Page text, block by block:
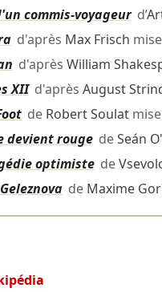
commis-voyageurd’
d'après Max Frisch
d'après William
XIId'après August
de Robert Soulatmise
devient rougedeSeán
optimistede
de Maxime